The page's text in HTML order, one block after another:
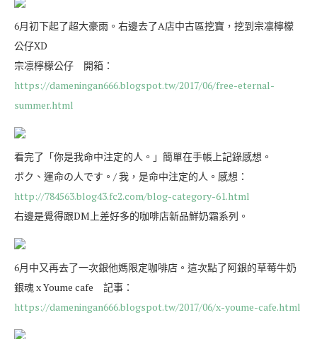
6月初下起了超大豪雨。右邊去了A店中古區挖寶，挖到宗凛檸檬
公仔XD
宗凛檸檬公仔 開箱：
https://dameningan666.blogspot.tw/2017/06/free-eternal-
summer.html
看完了「你是我命中注定的人。」簡單在手帳上記錄感想。
ボク、運命の人です。/ 我，是命中注定的人。感想：
http://784563.blog43.fc2.com/blog-category-61.html
右邊是覺得跟DM上差好多的咖啡店新品鮮奶霜系列。
6月中又再去了一次銀他媽限定咖啡店。這次點了阿銀的草莓牛奶
銀魂 x Youme cafe 記事：
https://dameningan666.blogspot.tw/2017/06/x-youme-cafe.html